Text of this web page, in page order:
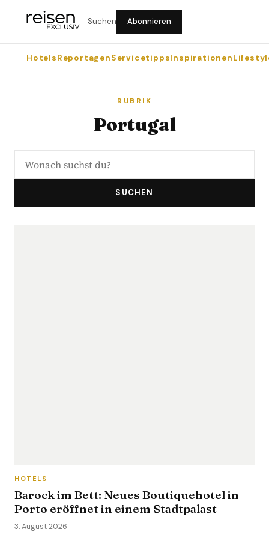
Suchen Abonnieren
HotelsReportagenServicetippsInspirationen
RUBRIK
Portugal
SUCHEN
HOTELS
Barock im Bett: Neues Boutiquehotel in
Porto eröffnet in einem Stadtpalast
3. August 2026